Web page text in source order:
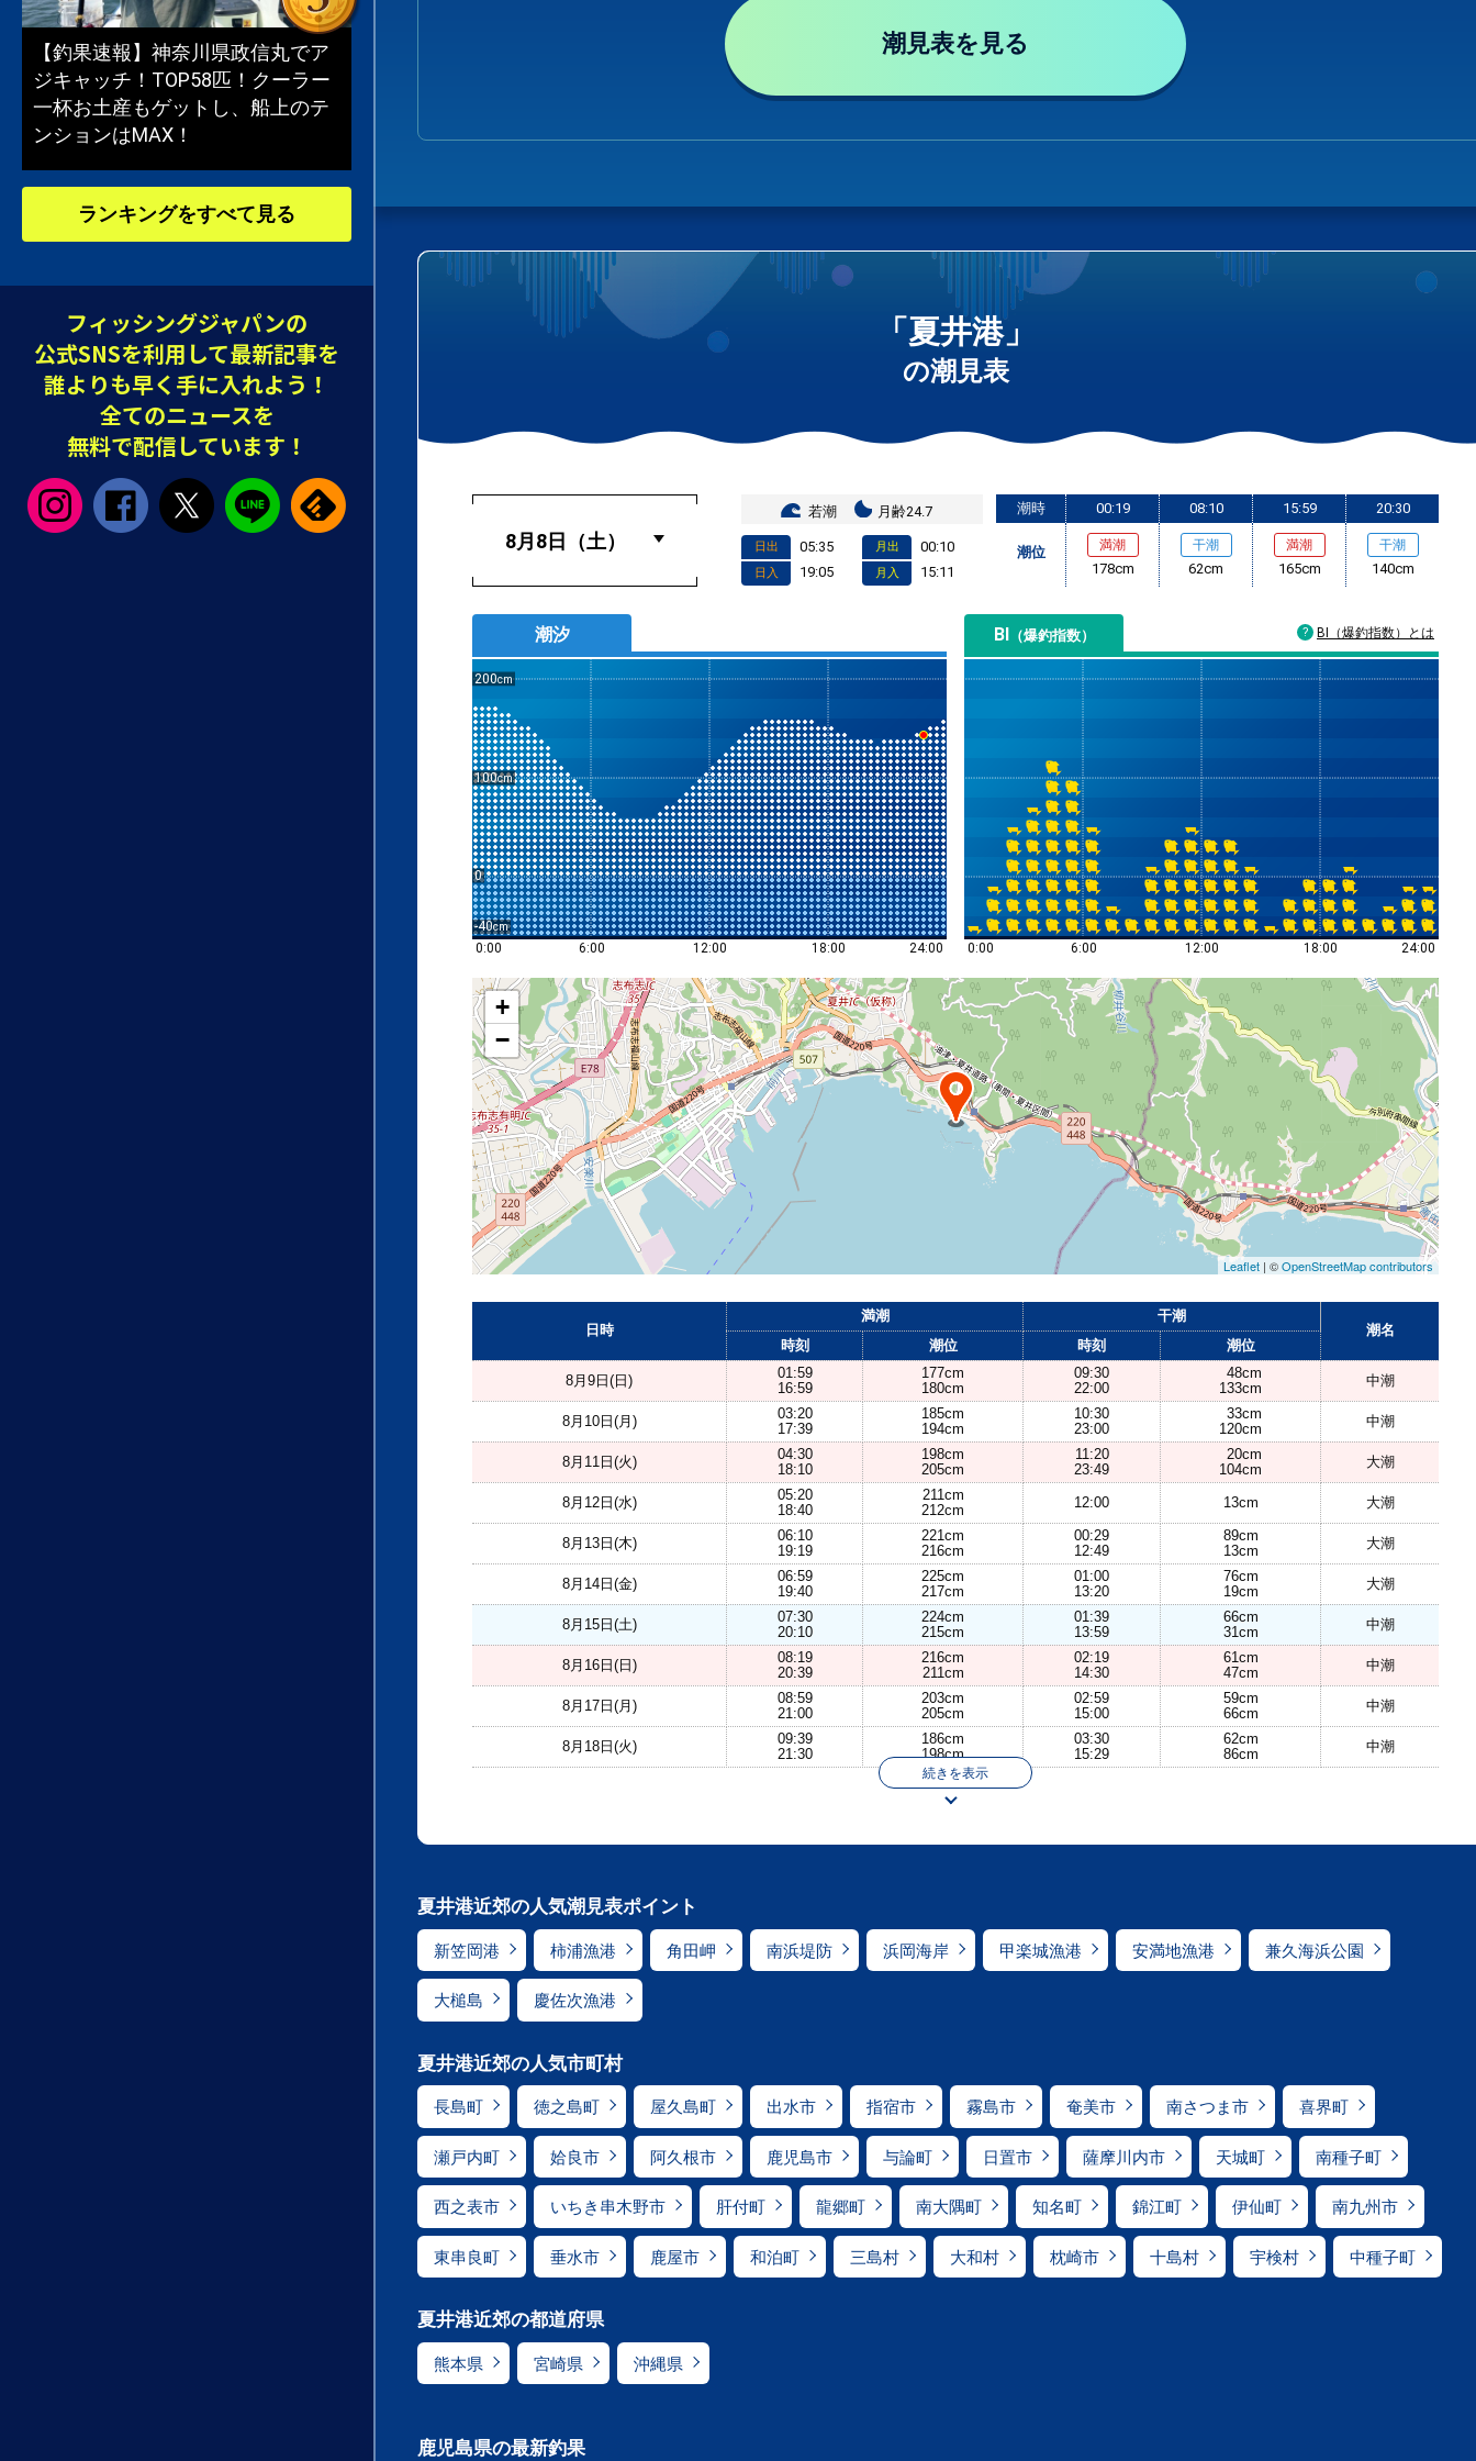
潮見表を見る
「夏井港」
の潮見表
若潮 月齢24.7
日出 05:35
日入 19:05
月出 00:10
月入 15:11
潮時
潮位
00:19
満潮
178cm
08:10
干潮
62cm
15:59
満潮
165cm
20:30
干潮
140cm
潮汐
200
100
0
-40
0:00
6:00 12:00 18:00 24:00
BI （爆釣指数）
0:00 6:00 12:00 18:00 24:00
BI（爆釣指数）とは
+
−
Leaflet | ©OpenStreetMap contributors
日時
満潮
干潮
潮名
時刻
潮位 時刻 潮位
8月9日(日)
01:59
16:59
177cm
180cm
09:30
22:00
48cm
133cm
中潮
8月10日(月)
03:20
17:39
185cm
194cm
10:30
23:00
33cm
120cm
中潮
8月11日(火)
04:30
18:10
198cm
205cm
11:20
23:49
20cm
104cm
大潮
8月12日(水)
05:20
18:40
211cm
212cm
12:00 13cm 大潮
8月13日(木)
06:10
19:19
221cm
216cm
00:29
12:49
89cm
13cm
大潮
8月14日(金)
06:59
19:40
225cm
217cm
01:00
13:20
76cm
19cm
大潮
8月15日(土)
07:30
20:10
224cm
215cm
01:39
13:59
66cm
31cm
中潮
8月16日(日)
08:19
20:39
216cm
211cm
02:19
14:30
61cm
47cm
中潮
8月17日(月)
08:59
21:00
203cm
205cm
02:59
15:00
59cm
66cm
中潮
8月18日(火)
09:39
21:30
186cm
198cm
03:30
15:29
62cm
86cm
中潮
続きを表示
夏井港近郊の人気潮見表ポイント
新笠岡港 柿浦漁港 角田岬 南浜堤防 浜岡海岸 甲楽城漁港 安満地漁港 兼久海浜公園
大槌島 慶佐次漁港
夏井港近郊の人気市町村
長島町 徳之島町 屋久島町 出水市 指宿市 霧島市 奄美市 南さつま市 喜界町
瀬戸内町 姶良市 阿久根市 鹿児島市 与論町 日置市 薩摩川内市 天城町 南種子町
西之表市 いちき串木野市 肝付町 龍郷町 南大隅町 知名町 錦江町 伊仙町 南九州市
東串良町 垂水市 鹿屋市 和泊町 三島村 大和村 枕崎市 十島村 宇検村 中種子町
夏井港近郊の都道府県
熊本県 宮崎県 沖縄県
鹿児島県の最新釣果
【釣果速報】神奈川県政信丸でア
ジキャッチ！TOP58匹！クーラー
一杯お土産もゲットし、船上のテ
ンションはMAX！
ランキングをすべて見る
フィッシングジャパンの
公式SNSを利用して最新記事を
誰よりも早く手に入れよう！
全てのニュースを
無料で配信しています！